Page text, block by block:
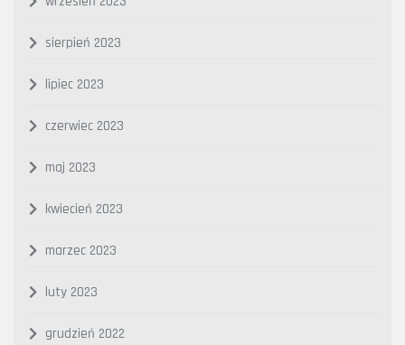
sierpień 2023
lipiec 2023
czerwiec 2023
maj 2023
kwiecień 2023
marzec 2023
luty 2023
grudzień 2022